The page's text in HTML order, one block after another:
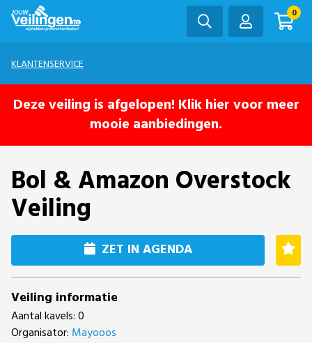
0
KLANTENSERVICE
Deze veiling is afgelopen! Klik hier voor meer
mooie aanbiedingen.
Bol & Amazon Overstock
Veiling
ZET IN AGENDA
Veiling informatie
Aantal kavels: 0
Organisator: Mayooos